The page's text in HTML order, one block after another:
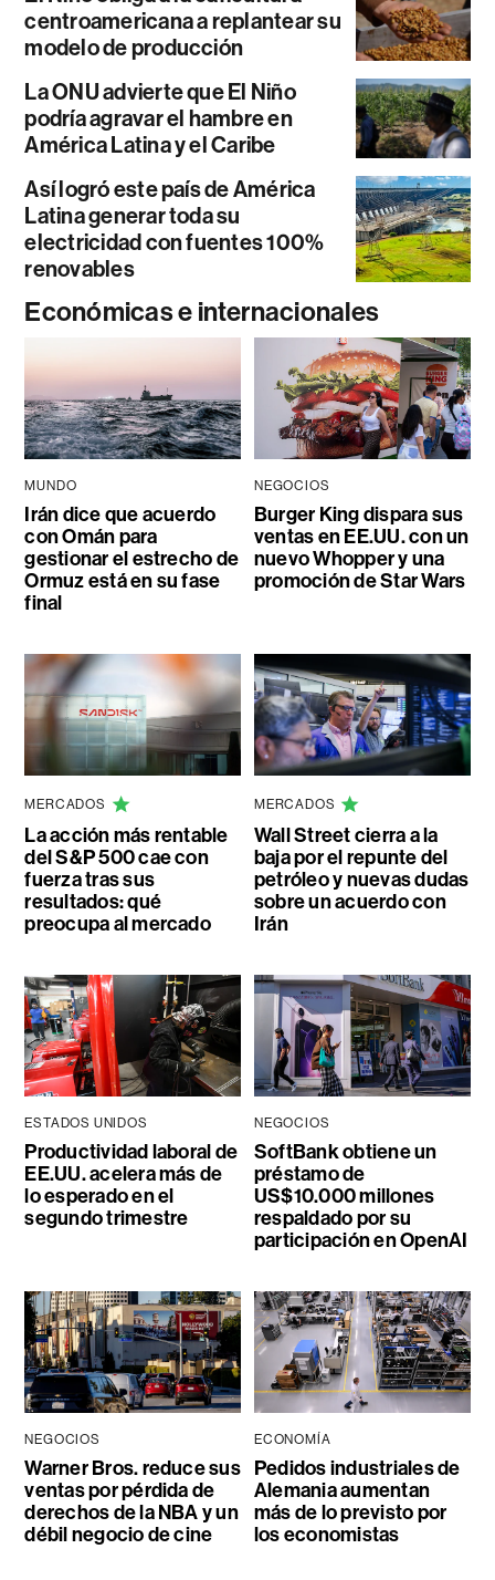
centroamericana a replantear su
modelo de producción
La ONU advierte que El Niño
podría agravar el hambre en
América Latina y el Caribe
Así logró este país de América
Latina generar toda su
electricidad con fuentes 100%
renovables
Económicas e internacionales
MUNDO
Irán dice que acuerdo
con Omán para
gestionar el estrecho de
Ormuz está en su fase
final
NEGOCIOS
Burger King dispara sus
ventas en EE.UU. con un
nuevo Whopper y una
promoción de Star Wars
MERCADOS
La acción más rentable
del S&P 500 cae con
fuerza tras sus
resultados: qué
preocupa al mercado
MERCADOS
Wall Street cierra a la
baja por el repunte del
petróleo y nuevas dudas
sobre un acuerdo con
Irán
ESTADOS UNIDOS
Productividad laboral de
EE.UU. acelera más de
lo esperado en el
segundo trimestre
NEGOCIOS
SoftBank obtiene un
préstamo de
US$10.000 millones
respaldado por su
participación en OpenAI
NEGOCIOS
Warner Bros. reduce sus
ventas por pérdida de
derechos de la NBA y un
débil negocio de cine
ECONOMÍA
Pedidos industriales de
Alemania aumentan
más de lo previsto por
los economistas